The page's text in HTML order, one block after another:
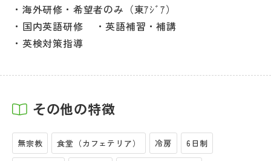
海外研修・希望者のみ（東ｱｼﾞｱ）
国内英語研修
英語補習・補講
英検対策指導
その他の特徴
無宗教 食堂（カフェテリア） 冷房 6日制